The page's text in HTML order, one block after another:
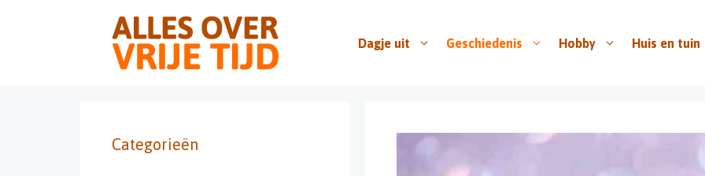
Dagje uit Geschiedenis Hobby Huis en tuin
Categorieën